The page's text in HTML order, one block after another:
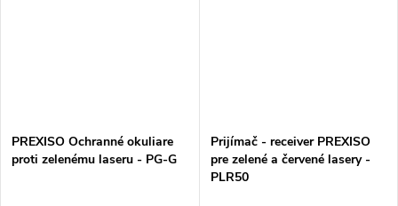
PREXISO Ochranné okuliare
proti zelenému laseru - PG-G
Prijímač - receiver PREXISO
pre zelené a červené lasery -
PLR50